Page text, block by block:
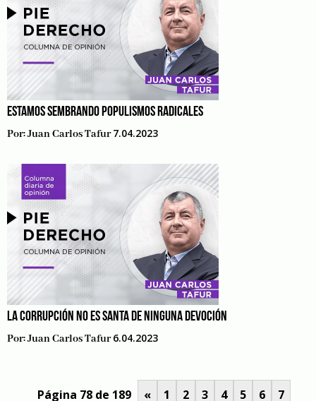
ESTAMOS SEMBRANDO POPULISMOS RADICALES
Por:Juan Carlos Tafur 7.04.2023
LA CORRUPCIÓN NO ES SANTA DE NINGUNA DEVOCIÓN
Por:Juan Carlos Tafur 6.04.2023
Página 78 de 189 « 1 2 3 4 5 6 7